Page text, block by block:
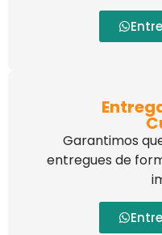
Garantimos
entregues de